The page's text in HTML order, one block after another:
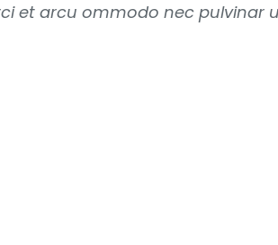
et arcu ommodo nec pulvinar